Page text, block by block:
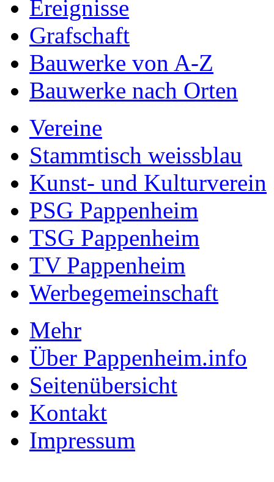
Ereignisse
Grafschaft
Bauwerke von A-Z
Bauwerke nach Orten
Vereine
Stammtisch weissblau
Kunst- und Kulturverein
PSG Pappenheim
TSG Pappenheim
TV Pappenheim
Werbegemeinschaft
Mehr
Über Pappenheim.info
Seitenübersicht
Kontakt
Impressum